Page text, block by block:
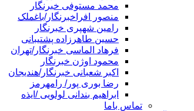
محمد مستوفی خبرنگار
منصور افراخبرنگار/باغملک
رامین شهپری خبرنگار
حسین طاهرزاده پشتیبانی
فرهاد الماسی خبرنگار/تهران
محمود اوژن خبرنگار
اکبر شعبانی خبرنگار/هندیجان
رضا بوری پور/ رامهرمز
ابراهیم بندانی لولویی /ایذه
تماس باما